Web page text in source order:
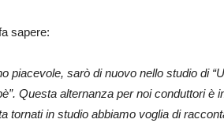
sapere:
piacevole, sarò di nuovo nello studio di
Questa alternanza per noi conduttori
tornati in studio abbiamo voglia di